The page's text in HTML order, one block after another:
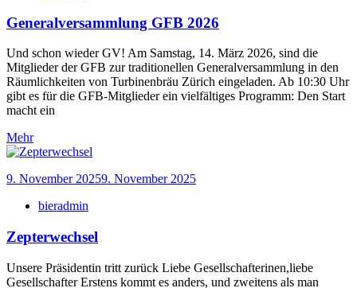
Generalversammlung GFB 2026
Und schon wieder GV! Am Samstag, 14. März 2026, sind die
Mitglieder der GFB zur traditionellen Generalversammlung in den
Räumlichkeiten von Turbinenbräu Zürich eingeladen. Ab 10:30 Uhr
gibt es für die GFB-Mitglieder ein vielfältiges Programm: Den Start
macht ein
Mehr
9. November 20259. November 2025
bieradmin
Zepterwechsel
Unsere Präsidentin tritt zurück Liebe Gesellschafterinen,liebe
Gesellschafter Erstens kommt es anders, und zweitens als man